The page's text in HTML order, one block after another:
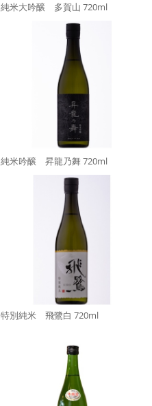
純米大吟醸 多賀山 720ml
純米吟醸 昇龍乃舞 720ml
特別純米 飛鷺白 720ml